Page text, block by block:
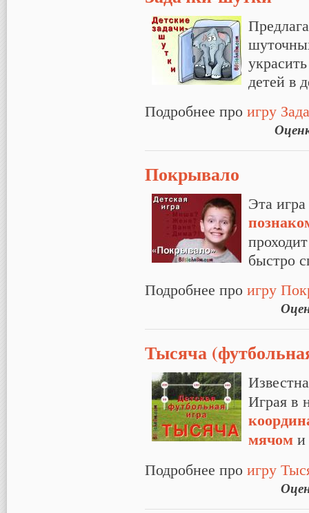
детей в
Подробнее про игру
Покрывало
Эта
быстро
Подробнее про игру
Тысяча
Играя в
мячом
Подробнее про игру